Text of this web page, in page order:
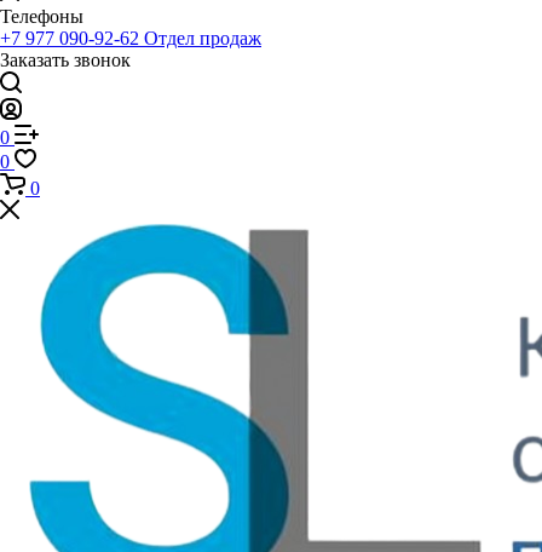
Телефоны
+7 977 090-92-62 Отдел продаж
Заказать звонок
0
0
0